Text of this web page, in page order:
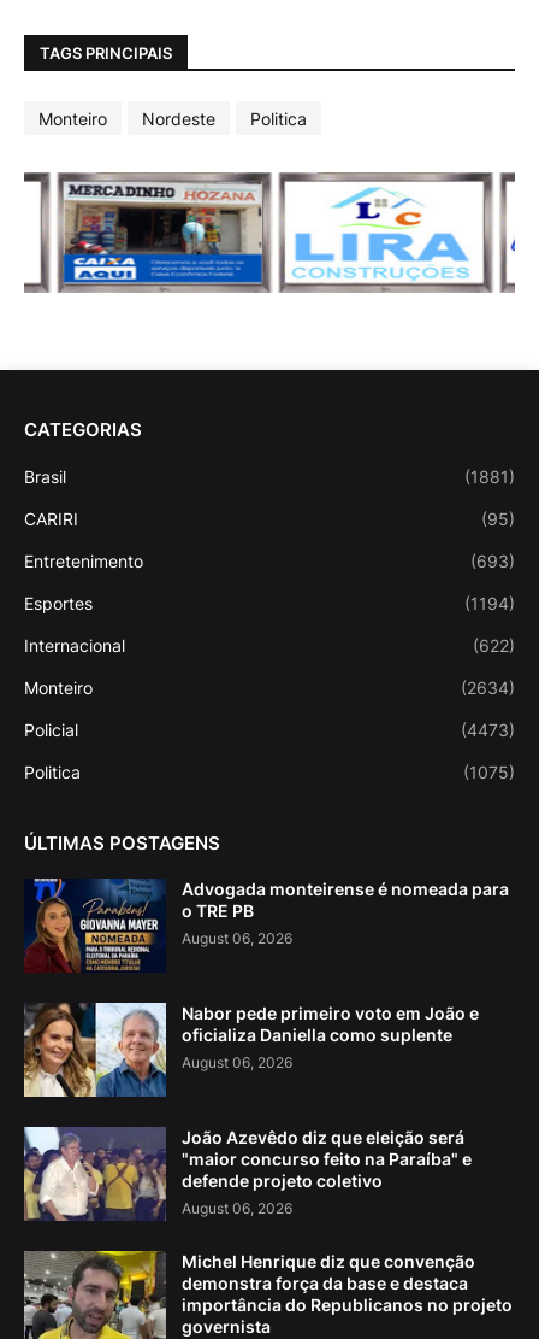
TAGS PRINCIPAIS
Monteiro Nordeste Politica
CATEGORIAS
Brasil (1881)
CARIRI (95)
Entretenimento (693)
Esportes (1194)
Internacional (622)
Monteiro (2634)
Policial (4473)
Politica (1075)
ÚLTIMAS POSTAGENS
Advogada monteirense é nomeada para
o TRE PB
August 06, 2026
Nabor pede primeiro voto em João e
oficializa Daniella como suplente
August 06, 2026
João Azevêdo diz que eleição será
"maior concurso feito na Paraíba" e
defende projeto coletivo
August 06, 2026
Michel Henrique diz que convenção
demonstra força da base e destaca
importância do Republicanos no projeto
governista